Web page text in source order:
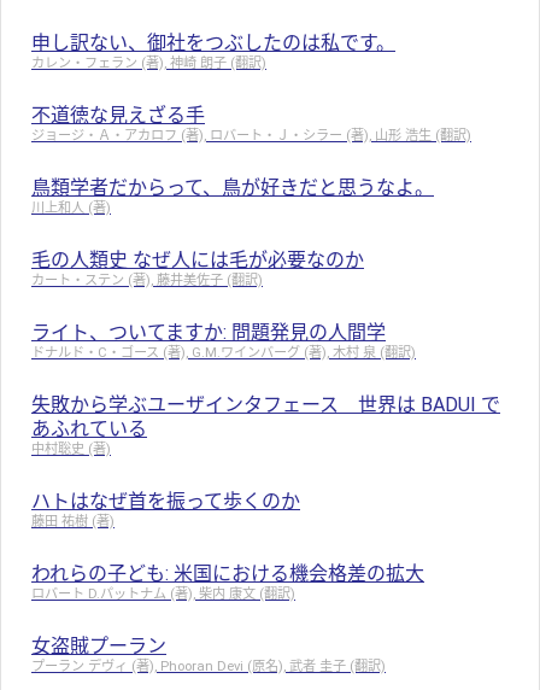
申し訳ない、御社をつぶしたのは私です。
カレン・フェラン (著), 神崎 朗子 (翻訳)
不道徳な見えざる手
ジョージ・Ａ・アカロフ (著), ロバート・Ｊ・シラー (著), 山形 浩生 (翻訳)
鳥類学者だからって、鳥が好きだと思うなよ。
川上和人 (著)
毛の人類史 なぜ人には毛が必要なのか
カート・ステン (著), 藤井美佐子 (翻訳)
ライト、ついてますか: 問題発見の人間学
ドナルド・C・ゴース (著), G.M.ワインバーグ (著), 木村 泉 (翻訳)
失敗から学ぶユーザインタフェース 世界は BADUI で
あふれている
中村聡史 (著)
ハトはなぜ首を振って歩くのか
藤田 祐樹 (著)
われらの子ども: 米国における機会格差の拡大
ロバート D.パットナム (著), 柴内 康文 (翻訳)
女盗賊プーラン
プーラン デヴィ (著), Phooran Devi (原名), 武者 圭子 (翻訳)